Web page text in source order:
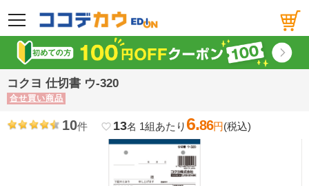
メニュー
コクヨ 仕切書 ウ-320
合せ買い商品
10件 favorite_border 13名 1組あたり 6.86円(税込)